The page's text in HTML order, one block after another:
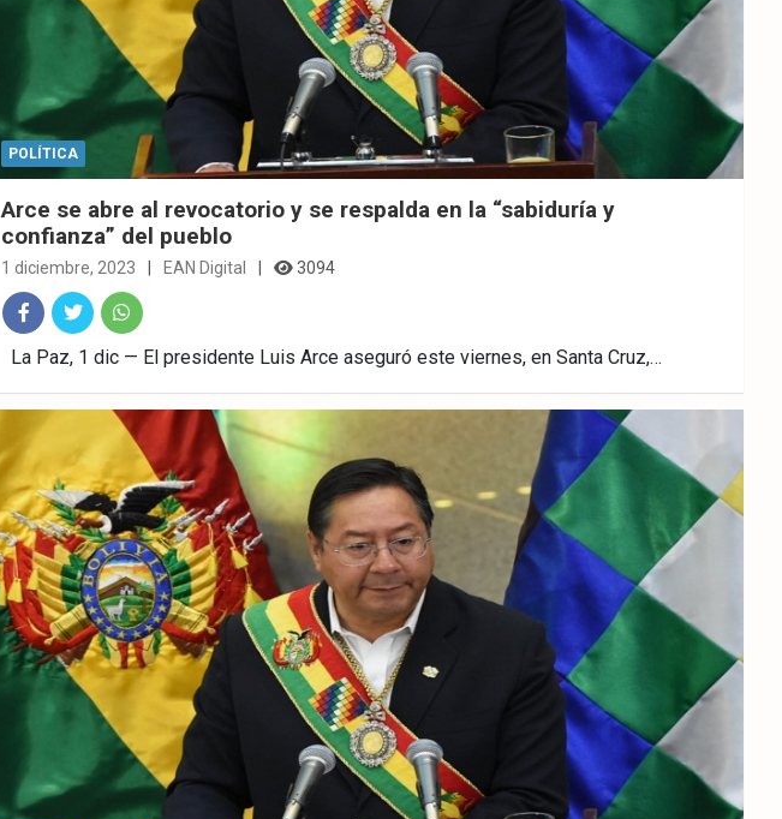
POLÍTICA
Arce se abre al revocatorio y se respalda en la “sabiduría y
confianza” del pueblo
1 diciembre, 2023 EAN Digital 3094
Fac
ebo
Twitt
er
What
sAp
La Paz, 1 dic — El presidente Luis Arce aseguró este viernes, en Santa Cruz,…